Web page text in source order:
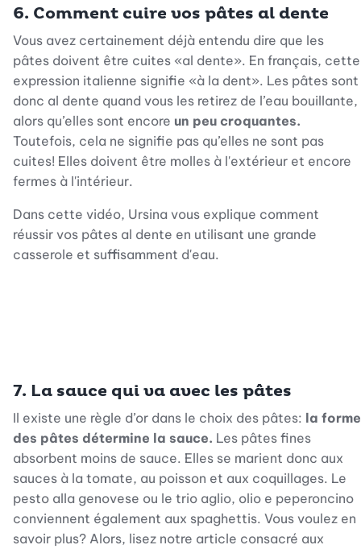
6. Comment cuire vos pâtes al dente
Vous avez certainement déjà entendu dire que les
pâtes doivent être cuites «al dente». En français, cette
expression italienne signifie «à la dent». Les pâtes sont
donc al dente quand vous les retirez de l’eau bouillante,
alors qu’elles sont encore un peu croquantes.
Toutefois, cela ne signifie pas qu’elles ne sont pas
cuites! Elles doivent être molles à l'extérieur et encore
fermes à l'intérieur.
Dans cette vidéo, Ursina vous explique comment
réussir vos pâtes al dente en utilisant une grande
casserole et suffisamment d'eau.
7. La sauce qui va avec les pâtes
Il existe une règle d’or dans le choix des pâtes: la forme
des pâtes détermine la sauce. Les pâtes fines
absorbent moins de sauce. Elles se marient donc aux
sauces à la tomate, au poisson et aux coquillages. Le
pesto alla genovese ou le trio aglio, olio e peperoncino
conviennent également aux spaghettis. Vous voulez en
savoir plus? Alors, lisez notre article consacré aux